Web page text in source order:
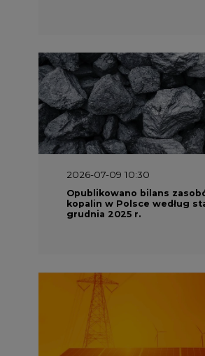
2026-07-09 10:30
Opublikowano bilans
kopalin w Polsce według
grudnia 2025 r.